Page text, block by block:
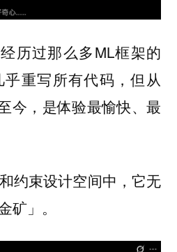
历过那么多ML框架的
重写所有代码，但从
今，是体验最愉快、最
约束设计空间中，它无
矿」。